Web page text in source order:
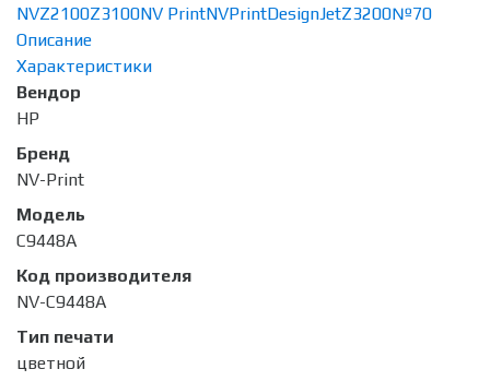
NVZ2100Z3100NV PrintNVPrintDesignJetZ3200№70
Описание
Характеристики
Вендор
HP
Бренд
NV-Print
Модель
C9448A
Код производителя
NV-C9448A
Тип печати
цветной